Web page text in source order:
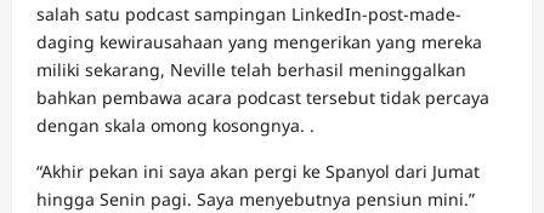
salah satu podcast sampingan LinkedIn-post-made-
daging kewirausahaan yang mengerikan yang mereka
miliki sekarang, Neville telah berhasil meninggalkan
bahkan pembawa acara podcast tersebut tidak percaya
dengan skala omong kosongnya. .
“Akhir pekan ini saya akan pergi ke Spanyol dari Jumat
hingga Senin pagi. Saya menyebutnya pensiun mini.”